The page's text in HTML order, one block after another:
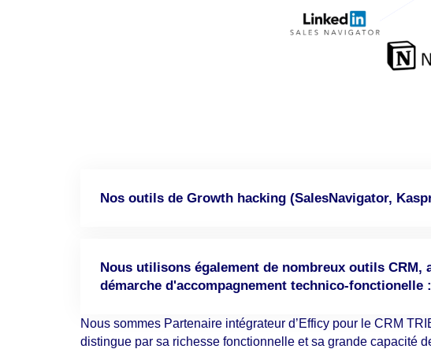
Nos outils de Growth hacking (SalesNavigator,
Nous utilisons également de nombreux outils
démarche d'accompagnement technico-fonctionelle :
Nous sommes Partenaire intégrateur d’Efficy pour le CRM
distingue par sa richesse fonctionnelle et sa grande capacité